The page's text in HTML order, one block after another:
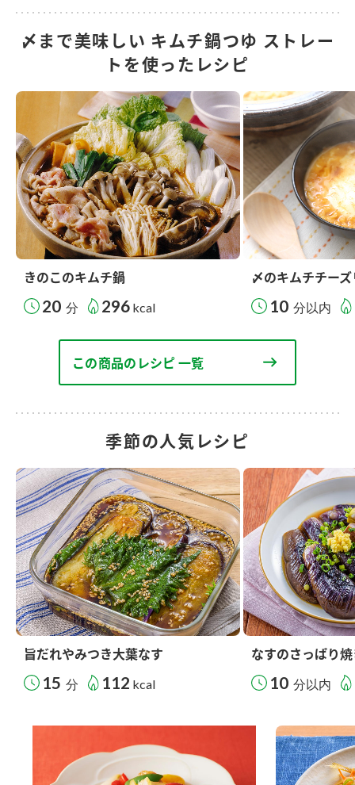
〆まで美味しい キムチ鍋つゆ ストレー
トを使ったレシピ
きのこのキムチ鍋
20 分 296 kcal
〆のキムチチー
10 分以内
この商品のレシピ 一覧
季節の人気レシピ
旨だれやみつき大葉なす
15 分 112 kcal
なすのさっぱり
10 分以内